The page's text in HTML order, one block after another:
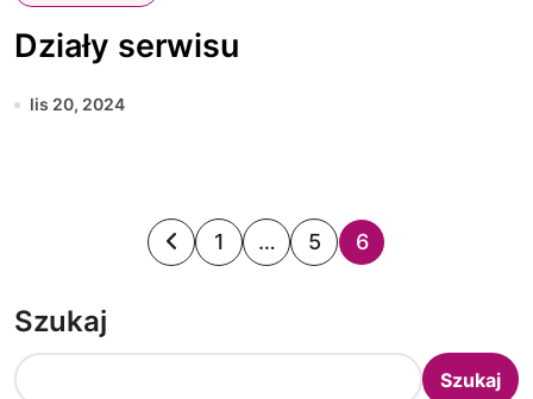
Działy serwisu
lis 20, 2024
S
1 … 5 6
Szukaj
Szukaj